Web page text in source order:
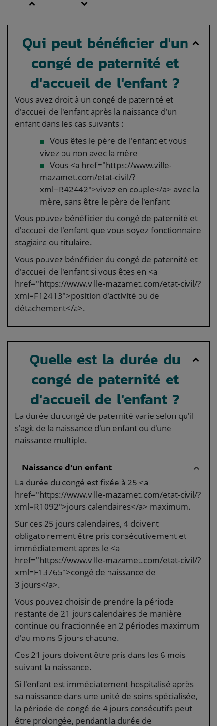
Qui peut bénéficier d'un
congé de paternité et
d'accueil de l'enfant ?
Vous avez droit à un congé de paternité et
d'accueil de l'enfant après la naissance d'un
enfant dans les cas suivants :
Vous êtes le père de l'enfant et vous
vivez ou non avec la mère
Vous <a href="https://www.ville-
mazamet.com/etat-civil/?
xml=R42442">vivez en couple</a> avec la
mère, sans être le père de l'enfant
Vous pouvez bénéficier du congé de paternité et
d'accueil de l'enfant que vous soyez fonctionnaire
stagiaire ou titulaire.
Vous pouvez bénéficier du congé de paternité et
d'accueil de l'enfant si vous êtes en <a
href="https://www.ville-mazamet.com/etat-civil/?
xml=F12413">position d'activité ou de
détachement</a>.
Quelle est la durée du
congé de paternité et
d'accueil de l'enfant ?
La durée du congé de paternité varie selon qu'il
s'agit de la naissance d'un enfant ou d'une
naissance multiple.
Naissance d'un enfant
La durée du congé est fixée à 25 <a
href="https://www.ville-mazamet.com/etat-civil/?
xml=R1092">jours calendaires</a> maximum.
Sur ces 25 jours calendaires, 4 doivent
obligatoirement être pris consécutivement et
immédiatement après le <a
href="https://www.ville-mazamet.com/etat-civil/?
xml=F13765">congé de naissance de
3 jours</a>.
Vous pouvez choisir de prendre la période
restante de 21 jours calendaires de manière
continue ou fractionnée en 2 périodes maximum
d'au moins 5 jours chacune.
Ces 21 jours doivent être pris dans les 6 mois
suivant la naissance.
Si l'enfant est immédiatement hospitalisé après
sa naissance dans une unité de soins spécialisée,
la période de congé de 4 jours consécutifs peut
être prolongée, pendant la durée de